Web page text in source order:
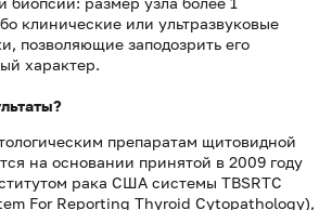
клинические или ультразвуковые
позволяющие заподозрить его
характер.
препаратам щитовидной
на основании принятой в 2009 году
рака США системы TBSRTC
For Reporting Thyroid Cytopathology),